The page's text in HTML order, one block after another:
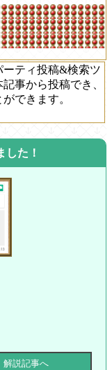
ティ投稿&検索ツ
事から投稿でき、
できます。
した！
解説記事へ